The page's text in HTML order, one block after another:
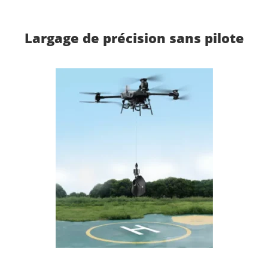
Largage de précision sans pilote